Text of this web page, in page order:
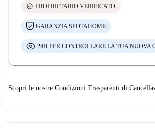
check_circle PROPRIETARIO VERIFICATO
GARANZIA SPOTAHOME
24H PER CONTROLLARE LA TUA NUOVA
Scopri le nostre Condizioni Trasparenti di